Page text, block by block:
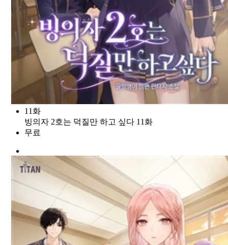
11화
빙의자 2호는 덕질만 하고 싶다 11화
무료